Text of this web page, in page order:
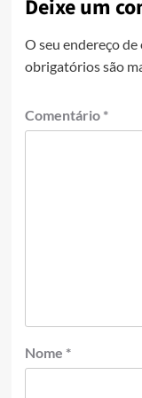
Deixe um
O seu endereço
obrigatórios são
Comentário *
Nome *